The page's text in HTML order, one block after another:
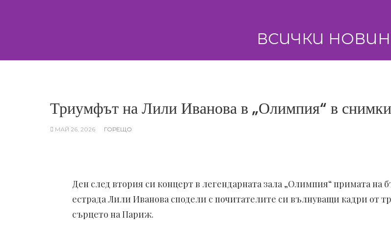
ВСИЧКИ
Триумфът на Лили Иванова в „Олимпия“ в снимки
МАЙ 26, 2026 ГОРЕЩО
Ден след втория си концерт в легендарната зала „Олимпия“ примата на
естрада Лили Иванова сподели с почитателите си вълнуващи кадри от
сърцето на Париж.